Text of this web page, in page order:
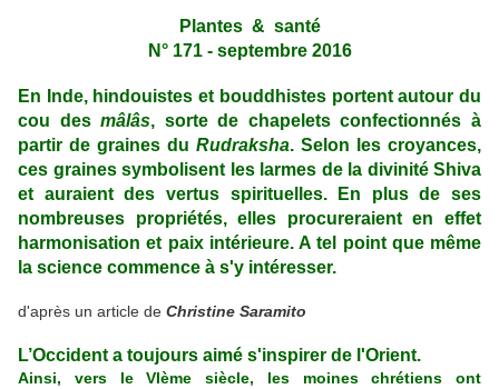
Plantes & santé
N° 171 - septembre 2016
En Inde, hindouistes et bouddhistes portent autour du
cou desmâlâs, sorte de chapelets confectionnés à
partir de graines du Rudraksha. Selon les croyances,
ces graines symbolisent les larmes de la divinité Shiva
et auraient des vertus spirituelles. En plus de ses
nombreuses propriétés, elles procureraient en effet
harmonisation et paix intérieure. A tel point que même
la science commence à s'y intéresser.
d'après un article de Christine Saramito
L’Occident a toujours aimé s'inspirer de l'Orient.
Ainsi, vers le VIème siècle, les moines chrétiens ont